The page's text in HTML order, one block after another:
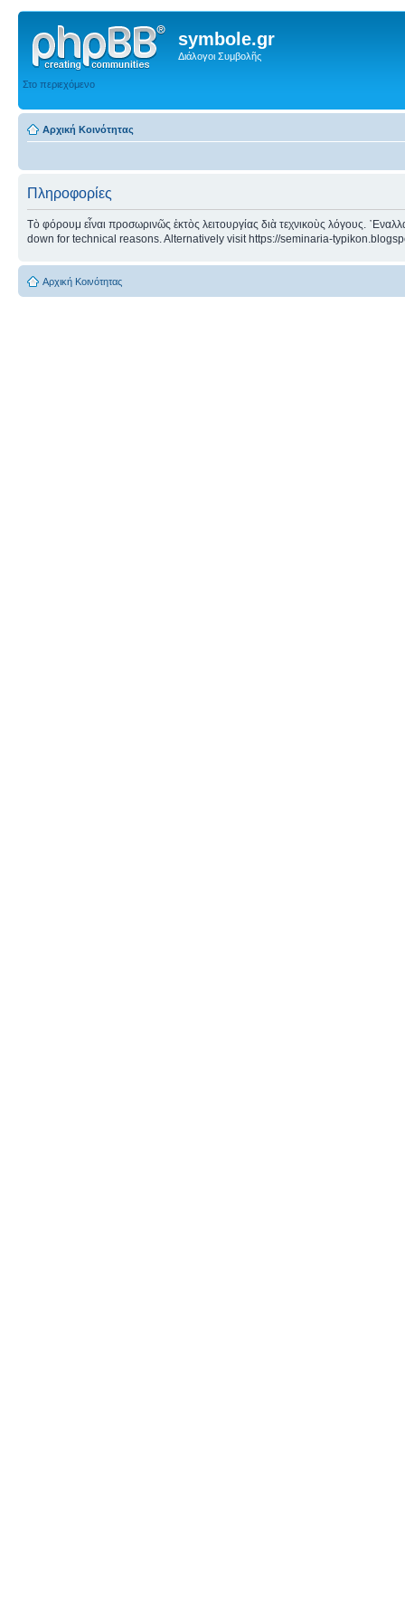
symbole.gr
Διάλογοι Συμβολῆς
Στο περιεχόμενο
Αρχική Κοινότητας
Πληροφορίες
Τὸ φόρουμ εἶναι προσωρινῶς ἐκτὸς λειτουργίας διὰ τεχνικοὺς λόγους.
down for technical reasons. Alternatively visit https://seminaria-
Αρχική Κοινότητας